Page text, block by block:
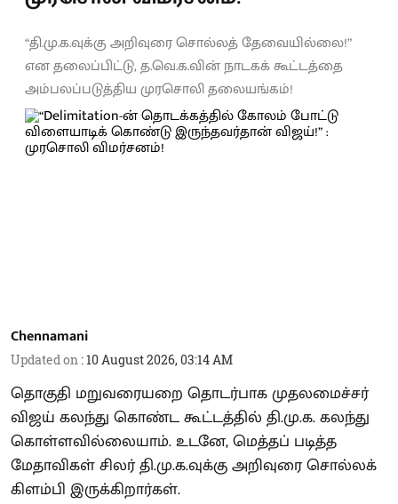
“தி.மு.க.வுக்கு அறிவுரை சொல்லத் தேவையில்லை!”
என தலைப்பிட்டு, த.வெ.க.வின் நாடகக் கூட்டத்தை
அம்பலப்படுத்திய முரசொலி தலையங்கம்!
Chennamani
Updated on :10 August 2026, 03:14 AM
தொகுதி மறுவரையறை தொடர்பாக முதலமைச்சர்
விஜய் கலந்து கொண்ட கூட்டத்தில் தி.மு.க. கலந்து
கொள்ளவில்லையாம். உடனே, மெத்தப் படித்த
மேதாவிகள் சிலர் தி.மு.க.வுக்கு அறிவுரை சொல்லக்
கிளம்பி இருக்கிறார்கள்.